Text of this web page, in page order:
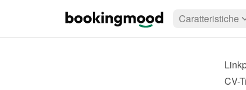
Caratteristiche
CV-